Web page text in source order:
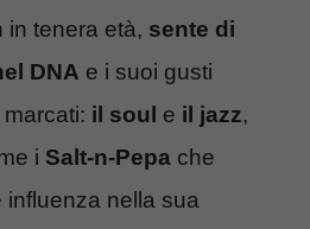
in tenera età, sente di
DNA e i suoi gusti
il soul e il jazz,
i Salt-n-Pepa che
influenza nella sua